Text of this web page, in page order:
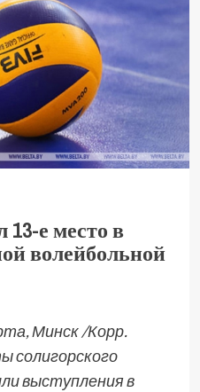
е место в
волейбольной
Минск /Корр.
солигорского
выступления в